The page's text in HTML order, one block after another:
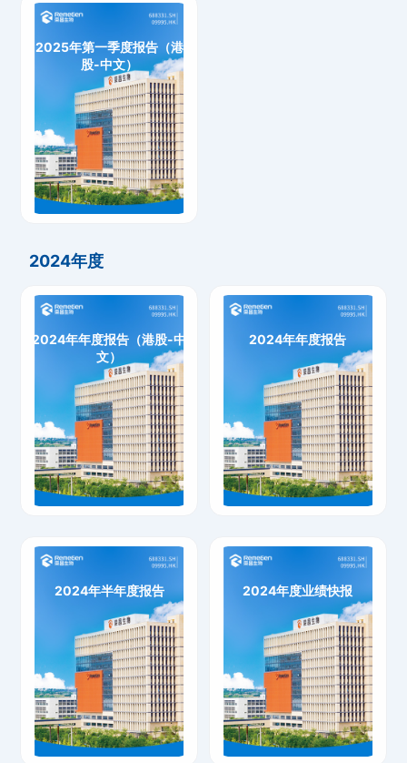
2025年第一季度报告（港
股-中文）
2025年第一季度报告（港股-中文）
下载
2024年度
2024年年度报告（港股-中
文）
2024年年度报告（港股-中文）
下载
2024年年度报告
2024年年度报告
下载
2024年半年度报告
2024年半年度报告
下载
2024年度业绩快报
2024年度业绩快报
下载